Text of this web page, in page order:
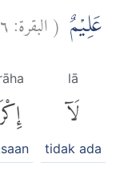
عَلِيْمٌ (البقرة:
lā
لَآ
tidak ada